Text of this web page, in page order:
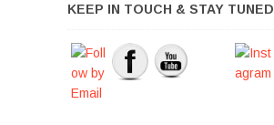
KEEP IN TOUCH & STAY TUNED